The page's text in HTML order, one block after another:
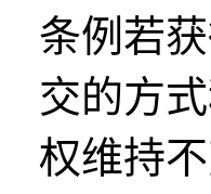
条例若获
交的方
权维持